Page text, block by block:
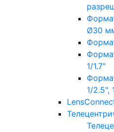
Ø30
1/1.7"
1/2.5",